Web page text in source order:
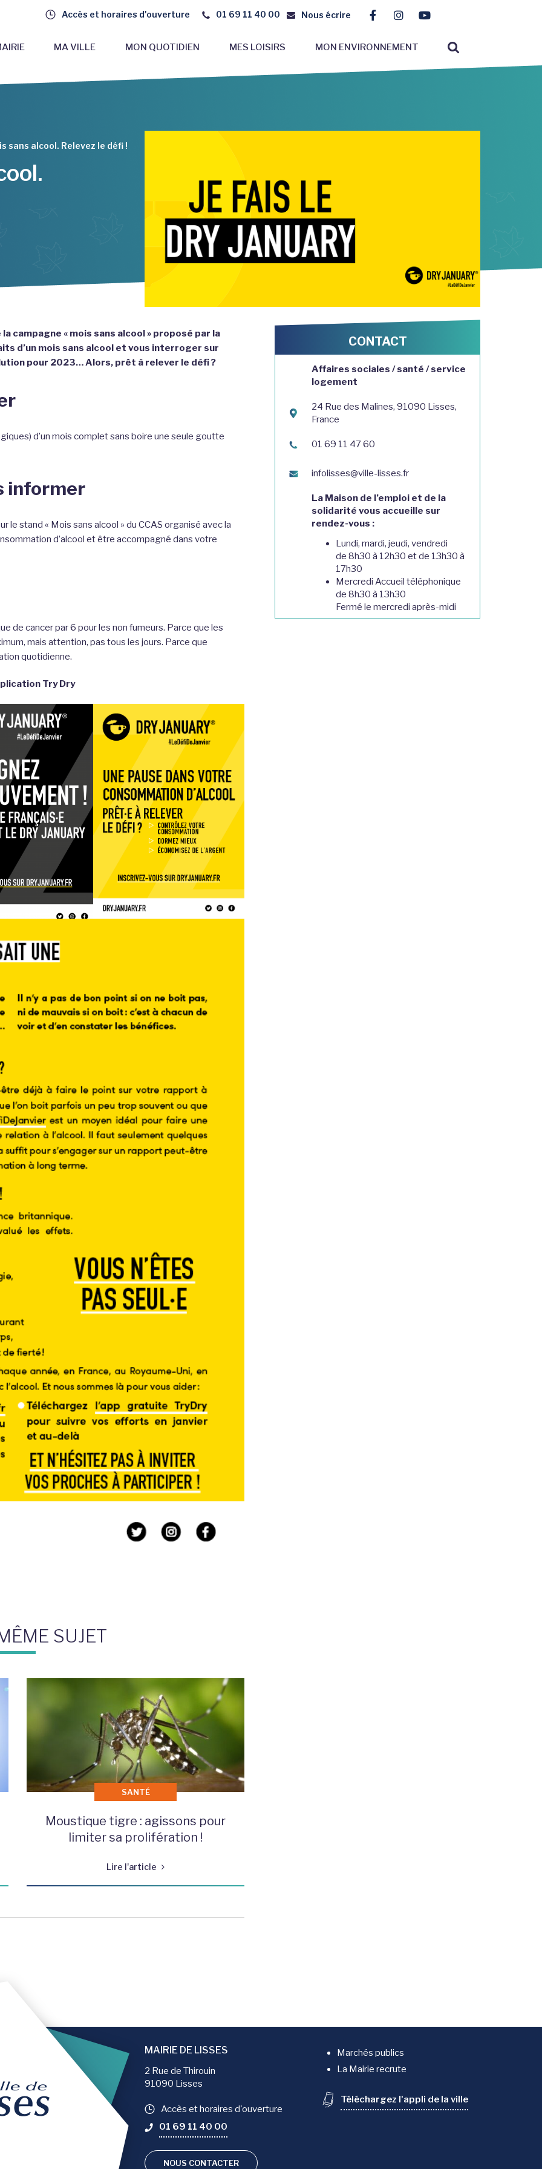
Accès et horaires d'ouverture 01 69 11 40 00 Nous écrire
Lien vers le compte Facebook
Lien vers le compte
Lien vers la chaîne
MA VILLE MON QUOTIDIEN MES LOISIRS MON ENVIRONNEMENT
sans alcool. Relevez le défi !
campagne « mois sans alcool » proposé par la
d’un mois sans alcool et vous interroger sur
pour 2023… Alors, prêt à relever le défi ?
d’un mois complet sans boire une seule goutte
informer
le stand « Mois sans alcool » du CCAS organisé avec la
d’alcool et être accompagné dans votre
de cancer par 6 pour les non fumeurs. Parce que les
mais attention, pas tous les jours. Parce que
quotidienne.
Try Dry
CONTACT
Affaires sociales / santé / service
logement
24 Rue des Malines, 91090 Lisses,
France
01 69 11 47 60
infolisses@ville-lisses.fr
La Maison de l’emploi et de la
solidarité vous accueille sur
rendez-vous :
Lundi, mardi, jeudi, vendredi
de 8h30 à 12h30 et de 13h30 à
17h30
Mercredi Accueil téléphonique
de 8h30 à 13h30
Fermé le mercredi après-midi
SUJET
SANTÉ
Moustique tigre : agissons pour
limiter sa prolifération !
Lire l'article
MAIRIE DE LISSES
2 Rue de Thirouin
91090 Lisses
Accès et horaires d'ouverture
01 69 11 40 00
NOUS CONTACTER
Marchés publics
La Mairie recrute
Téléchargez l'appli de la ville